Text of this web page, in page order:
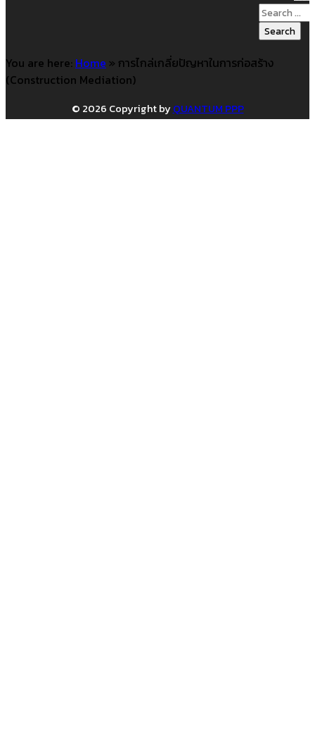
Search
for:
You are here: Home » การไกล่เกลี่ยปัญหาในการก่อสร้าง
(Construction Mediation)
© 2026 Copyright by QUANTUM PPP